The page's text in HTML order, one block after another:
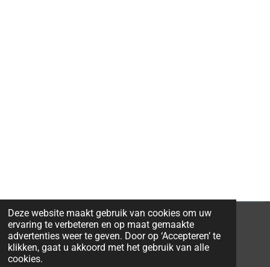
Deze website maakt gebruik van cookies om uw
ervaring te verbeteren en op maat gemaakte
advertenties weer te geven. Door op ‘Accepteren’ te
klikken, gaat u akkoord met het gebruik van alle
cookies.
© 2026 Ravi-Stones